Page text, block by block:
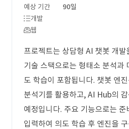
예상 기간
90일
개발
웹
프로젝트는 상담형 AI 챗봇 개발
기술 스택으로는 형태소 분석과
도 학습이 포함됩니다. 챗봇 엔
분석기를 활용하고, AI Hub의
예정입니다. 주요 기능으로는 준
입력하여 의도 학습 후 엔진을